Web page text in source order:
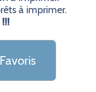
à imprimer.